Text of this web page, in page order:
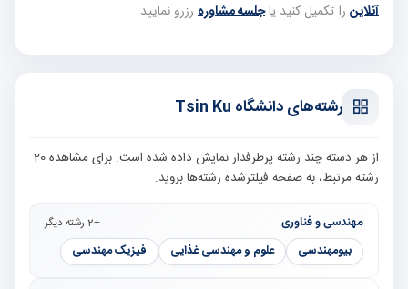
آنلاین را تکمیل کنید یاجلسه مشاوره رزرو نمایید.
رشته‌های دانشگاه Tsin Ku
از هر دسته چند رشته پرطرفدار نمایش داده شده است. برای مشاهده 20
رشته مرتبط، به صفحه فیلترشده رشته‌ها بروید.
مهندسی و فناوری +2 رشته دیگر
بیومهندسی علوم و مهندسی غذایی فیزیک مهندسی